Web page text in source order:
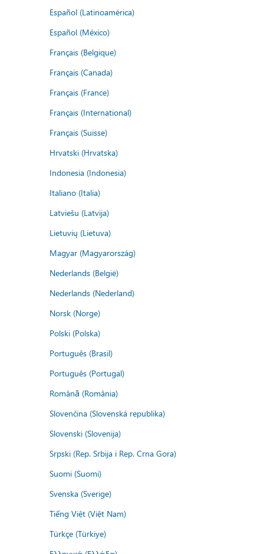
Español (Latinoamérica)
Español (México)
Français (Belgique)
Français (Canada)
Français (France)
Français (International)
Français (Suisse)
Hrvatski (Hrvatska)
Indonesia (Indonesia)
Italiano (Italia)
Latviešu (Latvija)
Lietuvių (Lietuva)
Magyar (Magyarország)
Nederlands (België)
Nederlands (Nederland)
Norsk (Norge)
Polski (Polska)
Português (Brasil)
Português (Portugal)
Română (România)
Slovenčina (Slovenská republika)
Slovenski (Slovenija)
Srpski (Rep. Srbija i Rep. Crna Gora)
Suomi (Suomi)
Svenska (Sverige)
Tiếng Việt (Việt Nam)
Türkçe (Türkiye)